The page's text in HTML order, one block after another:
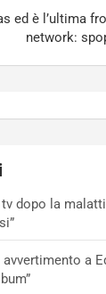
ed è l’ultima
network:
dopo la
a